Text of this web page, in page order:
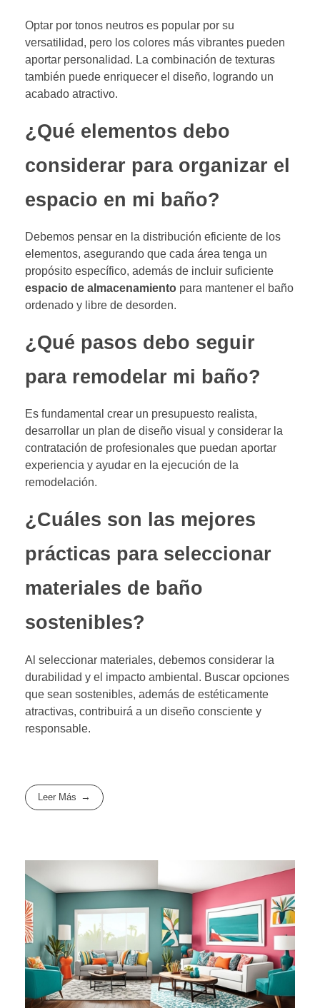
Optar por tonos neutros es popular por su
versatilidad, pero los colores más vibrantes pueden
aportar personalidad. La combinación de texturas
también puede enriquecer el diseño, logrando un
acabado atractivo.
¿Qué elementos debo
considerar para organizar el
espacio en mi baño?
Debemos pensar en la distribución eficiente de los
elementos, asegurando que cada área tenga un
propósito específico, además de incluir suficiente
espacio de almacenamiento para mantener el baño
ordenado y libre de desorden.
¿Qué pasos debo seguir
para remodelar mi baño?
Es fundamental crear un presupuesto realista,
desarrollar un plan de diseño visual y considerar la
contratación de profesionales que puedan aportar
experiencia y ayudar en la ejecución de la
remodelación.
¿Cuáles son las mejores
prácticas para seleccionar
materiales de baño
sostenibles?
Al seleccionar materiales, debemos considerar la
durabilidad y el impacto ambiental. Buscar opciones
que sean sostenibles, además de estéticamente
atractivas, contribuirá a un diseño consciente y
responsable.
Leer Más